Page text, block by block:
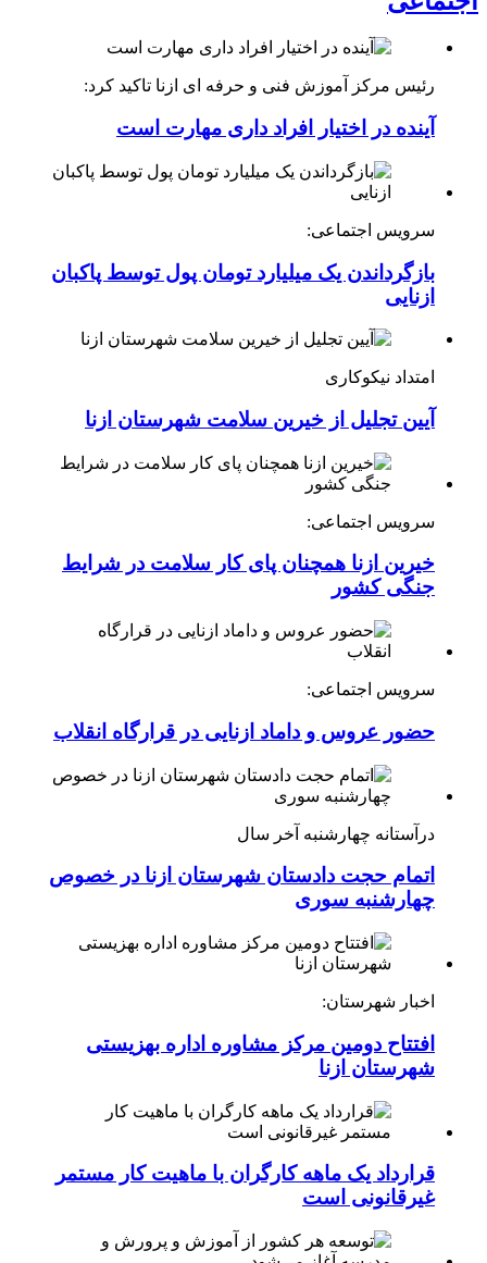
رئیس مرکز آموزش فنی و حرفه ای ازنا تاکید کرد:
آینده در اختیار افراد داری مهارت است
سرویس اجتماعی:
بازگرداندن یک میلیارد تومان پول توسط پاکبان
ازنایی
امتداد نیکوکاری
آیین تجلیل از خیرین سلامت شهرستان ازنا
سرویس اجتماعی:
خیرین ازنا همچنان پای کار سلامت در شرایط
جنگی کشور
سرویس اجتماعی:
حضور عروس و داماد ازنایی در قرارگاه انقلاب
درآستانه چهارشنبه آخر سال
اتمام حجت دادستان شهرستان ازنا در خصوص
چهارشنبه ‌سوری
اخبار شهرستان:
افتتاح دومین مرکز مشاوره اداره بهزیستی
شهرستان ازنا
قرارداد یک ماهه کارگران با ماهیت کار مستمر
غیرقانونی است